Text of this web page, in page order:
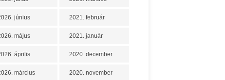
június
május
április
március
2021. február
2021. január
2020. december
2020. november